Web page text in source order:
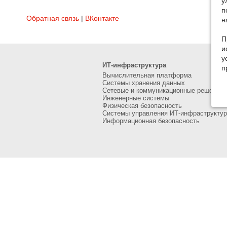
Обратная связь | ВКонтакте
ИТ-инфраструктура
Вычислительная платформа
Системы хранения данных
Сетевые и коммуникационные решения
Инженерные системы
Физическая безопасность
Системы управления ИТ-
Информационная безопасность